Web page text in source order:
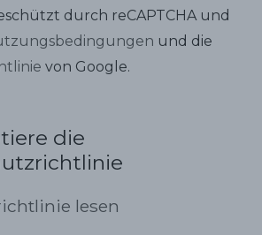
durch reCAPTCHA und
und die
von Google.
die
lesen